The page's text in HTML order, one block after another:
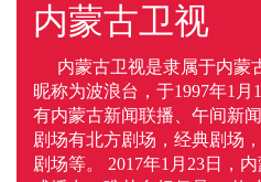
内蒙古卫视
内蒙古卫视是隶属于内蒙
昵称为波浪台，于1997年1月
有内蒙古新闻联播、午间新
剧场有北方剧场，经典剧场
剧场等。 2017年1月23日，